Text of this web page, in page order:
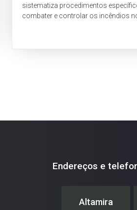
sistematiza procedimentos
combater e controlar os incêndios
Endereços e
Altamira